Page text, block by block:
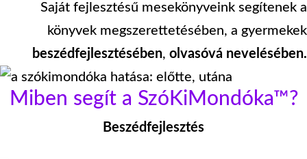
Saját fejlesztésű mesekönyveink segítenek a
könyvek megszerettetésében, a gyermekek
beszédfejlesztésében, olvasóvá nevelésében.
Miben segít a SzóKiMondóka™?
Beszédfejlesztés